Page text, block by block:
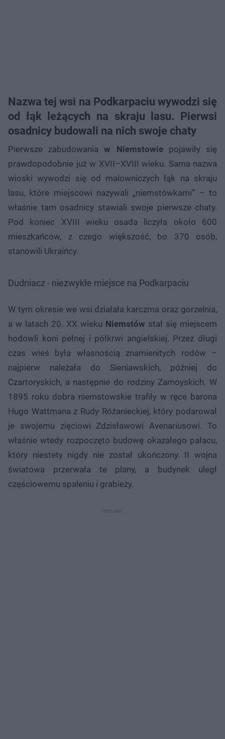
Nazwa tej wsi na Podkarpaciu wywodzi się
od łąk leżących na skraju lasu. Pierwsi
osadnicy budowali na nich swoje chaty
Pierwsze zabudowaniaw Niemstowiepojawiły się
prawdopodobnie już w XVII–XVIII wieku. Sama nazwa
wioski wywodzi się od malowniczych łąk na skraju
lasu, które miejscowi nazywali „niemstówkami” – to
właśnie tam osadnicy stawiali swoje pierwsze chaty.
Pod koniec XVIII wieku osada liczyła około 600
mieszkańców, z czego większość, bo 370 osób,
stanowili Ukraińcy.
Dudniacz - niezwykłe miejsce na Podkarpaciu
W tym okresie we wsi działała karczma oraz gorzelnia,
a w latach 20. XX wieku Niemstów stał się miejscem
hodowli koni pełnej i półkrwi angielskiej. Przez długi
czas wieś była własnością znamienitych rodów –
najpierw należała do Sieniawskich, później do
Czartoryskich, a następnie do rodziny Zamoyskich. W
1895 roku dobra niemstowskie trafiły w ręce barona
Hugo Wattmana z Rudy Różanieckiej, który podarował
je swojemu zięciowi Zdzisławowi Avenariusowi. To
właśnie wtedy rozpoczęto budowę okazałego pałacu,
który niestety nigdy nie został ukończony. II wojna
światowa przerwała te plany, a budynek uległ
częściowemu spaleniu i grabieży.